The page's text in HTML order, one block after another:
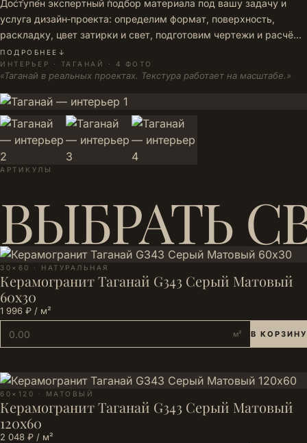
Доступен экспертный подбор материала под вашу задачу и
услуга дизайн‑проекта: определим формат, поверхность,
раскладку, цвет затирки и свет, подготовим чертежи и расчёт
количества. Показ образцов и разбор нюансов — до заказа, с
привязкой к реальным условиям вашего объекта.
ПОДРОБНЕЕ ↓
ИНТЕРЬЕР · ТАГАНАЙ · 4 ФОТО
«Таганай в реальных проектах. Текстура работает на масштабе.»
АРТИКУЛЫ
ВЫБРАТЬ
30×60 · НАТУРАЛЬНАЯ
Керамогранит Таганай G343 Серый Матовый
60x30
1 996 ₽ / м²
м² В КОРЗИНУ
60×120 · МАТОВЫЙ
Керамогранит Таганай G343 Серый Матовый
120x60
2 048 ₽ / м²